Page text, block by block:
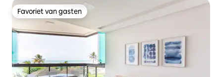
Favoriet van gasten
Favoriet van gasten